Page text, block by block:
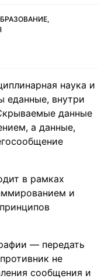
наука и
еданные, внутри
данные
а данные,
в рамках
и
— передать
не
сообщения и